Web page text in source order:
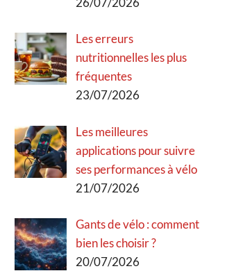
Les erreurs
nutritionnelles les plus
fréquentes
23/07/2026
Les meilleures
applications pour suivre
ses performances à vélo
21/07/2026
Gants de vélo : comment
bien les choisir ?
20/07/2026